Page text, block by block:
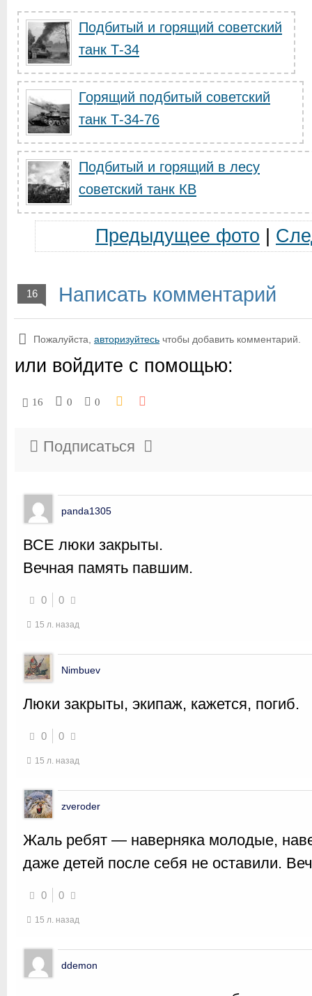
Подбитый и горящий советский
танк Т-34
Горящий подбитый советский
танк Т-34-76
Подбитый и горящий в лесу
советский танк КВ
Предыдущее фото
16 Написать комментарий
Пожалуйста, авторизуйтесь чтобы добавить комментарий.
или войдите с помощью:
16 0 0
Подписаться
panda1305
ВСЕ люки закрыты.
Вечная память павшим.
0 0
15 л. назад
Nimbuev
Люки закрыты, экипаж, кажется, погиб.
0 0
15 л. назад
zveroder
Жаль ребят — наверняка молодые,
даже детей после себя не оставили.
0 0
15 л. назад
ddemon